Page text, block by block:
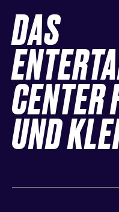
DAS
CENTER
UND